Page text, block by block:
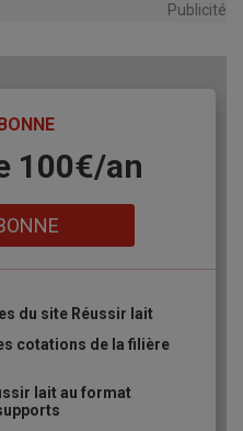
Publicité
100€/an
du site Réussir lait
cotations de la filière
lait au format